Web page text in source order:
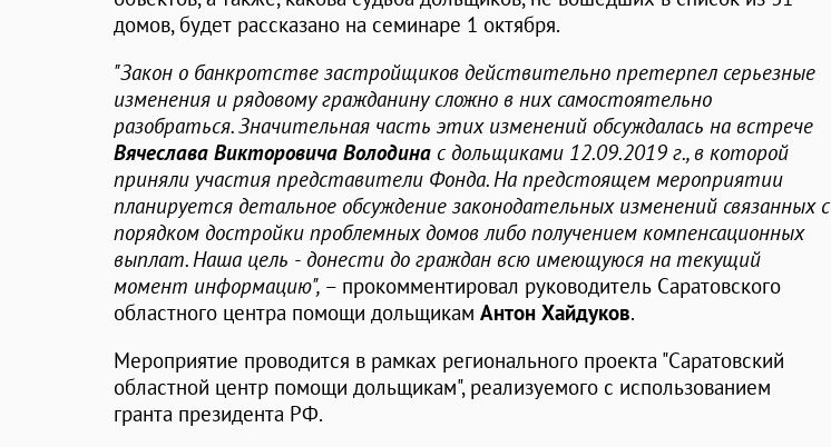
домов, будет рассказано на семинаре 1 октября.
"Закон о банкротстве застройщиков действительно претерпел серьезные
изменения и рядовому гражданину сложно в них самостоятельно
разобраться. Значительная часть этих изменений обсуждалась на встрече
Вячеслава Викторовича Володина с дольщиками 12.09.2019 г., в которой
приняли участия представители Фонда. На предстоящем мероприятии
планируется детальное обсуждение законодательных изменений связанных с
порядком достройки проблемных домов либо получением компенсационных
выплат. Наша цель - донести до граждан всю имеющуюся на текущий
момент информацию", – прокомментировал руководитель Саратовского
областного центра помощи дольщикам Антон Хайдуков.
Мероприятие проводится в рамках регионального проекта "Саратовский
областной центр помощи дольщикам", реализуемого с использованием
гранта президента РФ.